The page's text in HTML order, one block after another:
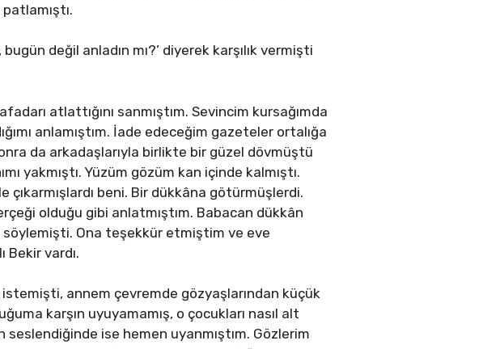
değil anladın mı?’ diyerek karşılık vermişti
atlattığını sanmıştım. Sevincim kursağımda
anlamıştım. İade edeceğim gazeteler ortalığa
da arkadaşlarıyla birlikte bir güzel dövmüştü
yakmıştı. Yüzüm gözüm kan içinde kalmıştı.
beni. Bir dükkâna götürmüşlerdi.
olduğu gibi anlatmıştım. Babacan dükkân
söylemişti. Ona teşekkür etmiştim ve eve
Bekir vardı.
annem çevremde gözyaşlarından küçük
karşın uyuyamamış, o çocukları nasıl alt
ise hemen uyanmıştım. Gözlerim